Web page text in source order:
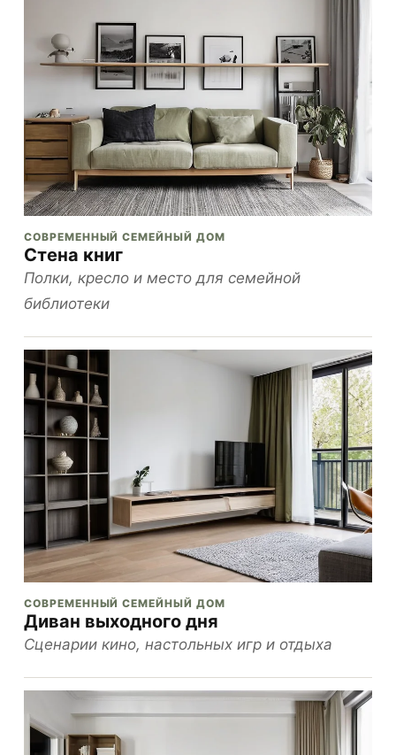
СОВРЕМЕННЫЙ СЕМЕЙНЫЙ ДОМ
Стена книг
Полки, кресло и место для семейной
библиотеки
СОВРЕМЕННЫЙ СЕМЕЙНЫЙ ДОМ
Диван выходного дня
Сценарии кино, настольных игр и отдыха